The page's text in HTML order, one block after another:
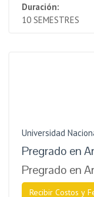
Duración:
10 SEMESTRES
Universidad
Pregrado en
Pregrado en
Recibir Costos y